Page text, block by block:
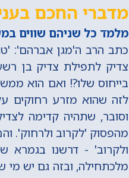
מדברי החכם
מלמד כל שניהם שווים
כתב הרב ה'מגן אברהם':
צדיק לתפילת צדיק בן
בייחוס שלו?! ואם הוא
לזה שהוא מזרע רחוקים
וסובר, שתהיה קדימה
מהפסוק 'לקרוב ולרחוק'.
ולקרוב' - דרשנו בגמרא
מלכתחילה, ובזה גם יש